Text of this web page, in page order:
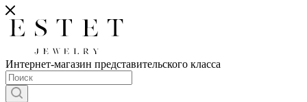
Интернет-магазин представительского класса